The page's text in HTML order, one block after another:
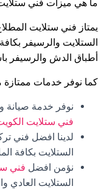
ما هي ميزات فني
يمتاز فني ستلايت
الستلايت والرسيفر بكافة
أطباق الدش والرسيفر
كما نوفر خدمات ممتازة
نوفر خدمة صيانة
فني ستلايت
لدينا افضل فني
الستلايت بكافة
نؤمن افضل فني
الستلايت العادي